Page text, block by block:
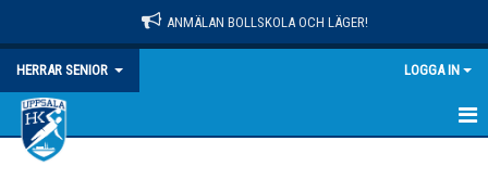
ANMÄLAN BOLLSKOLA OCH LÄGER!
HERRAR SENIOR LOGGA IN
HEM